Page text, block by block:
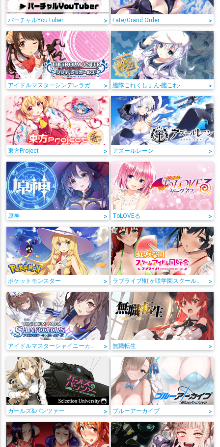
バーチャルYouTuber > Fate/Grand Order >
アイドルマスターシンデレラガールズ > 艦隊これくしょん-艦これ- >
東方Project > アズールレーン >
原神 > ToLOVEる >
ポケットモンスター > >
> 無職転生 >
ガールズ&パンツァー > ブルーアーカイブ >